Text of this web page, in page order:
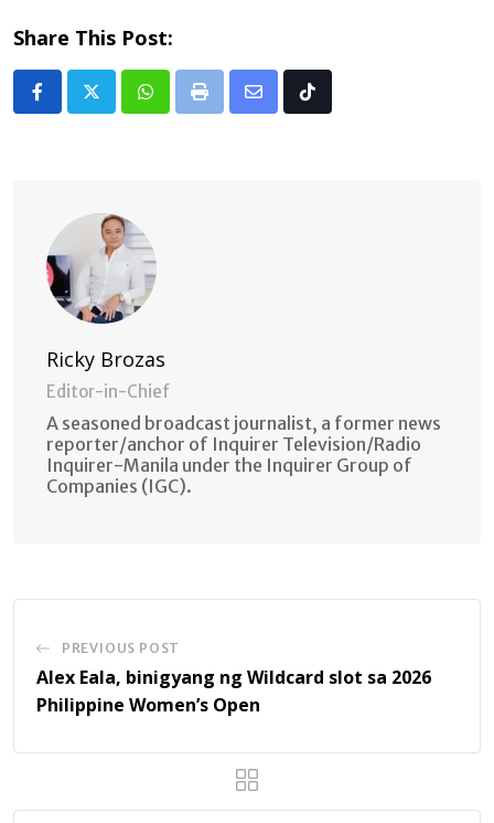
Share This Post:
Whatsapp
Print
Share Tiktok
Ricky Brozas
Editor-in-Chief
A seasoned broadcast journalist, a former news
reporter/anchor of Inquirer Television/Radio
Inquirer-Manila under the Inquirer Group of
Companies (IGC).
PREVIOUS POST
Alex Eala, binigyang ng Wildcard slot sa 2026
Philippine Women’s Open